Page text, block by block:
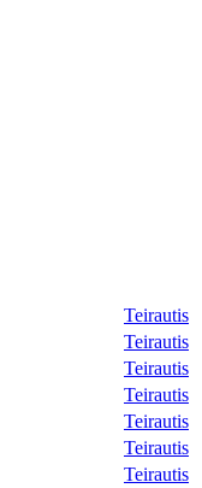
Teirautis
Teirautis
Teirautis
Teirautis
Teirautis
Teirautis
Teirautis